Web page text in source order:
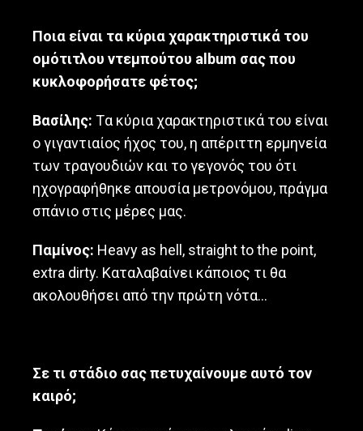
Ποια είναι τα κύρια χαρακτηριστικά του
ομότιτλου ντεμπούτου album σας που
κυκλοφορήσατε φέτος;
Βασίλης: Tα κύρια χαρακτηριστικά του είναι
ο γιγαντιαίος ήχος του, η απέριττη ερμηνεία
των τραγουδιών και το γεγονός του ότι
ηχογραφήθηκε απουσία μετρονόμου, πράγμα
σπάνιο στις μέρες μας.
Παμίνος: Heavy as hell, straight to the point,
extra dirty. Καταλαβαίνει κάποιος τι θα
ακολουθήσει από την πρώτη νότα…
Σε τι στάδιο σας πετυχαίνουμε αυτό τον
καιρό;